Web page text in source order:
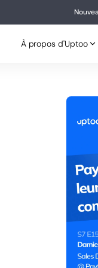
À propos d'Uptoo
À propos d'Uptoo